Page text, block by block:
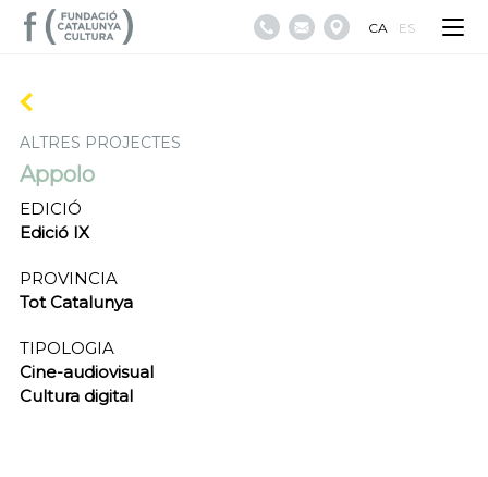
CA ES
ALTRES PROJECTES
Appolo
EDICIÓ
Edició IX
PROVINCIA
Tot Catalunya
TIPOLOGIA
Cine-audiovisual
Cultura digital